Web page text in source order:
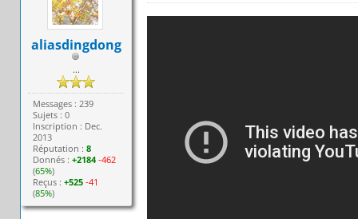
aliasdingdong
...
Messages : 239
Sujets : 0
Inscription : Dec.
2013
Réputation :8
Donnés :+2184 -462
(65%)
Reçus :+525 -41
(85%)